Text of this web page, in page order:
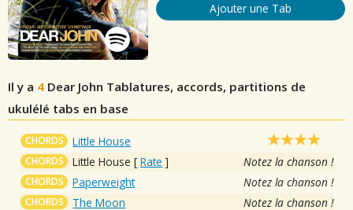
Ajouter une Tab
Il y a 4 Dear John Tablatures, accords, partitions de
ukulélé tabs en base
CHORDS Little House
CHORDS Little House [Rate ] Notez la chanson !
CHORDS Paperweight Notez la chanson !
CHORDS The Moon Notez la chanson !